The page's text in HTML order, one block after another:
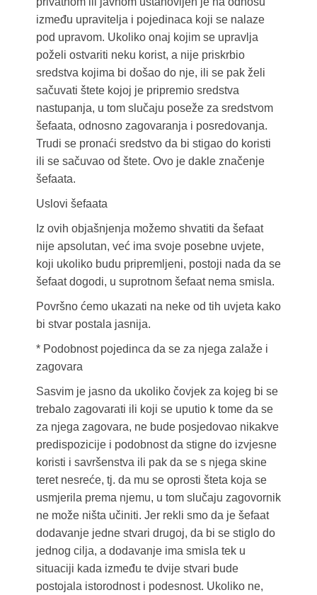
između upravitelja i pojedinaca koji se nalaze
pod upravom. Ukoliko onaj kojim se upravlja
poželi ostvariti neku korist, a nije priskrbio
sredstva kojima bi došao do nje, ili se pak želi
sačuvati štete kojoj je pripremio sredstva
nastupanja, u tom slučaju poseže za sredstvom
šefaata, odnosno zagovaranja i posredovanja.
Trudi se pronaći sredstvo da bi stigao do koristi
ili se sačuvao od štete. Ovo je dakle značenje
šefaata.
Uslovi šefaata
Iz ovih objašnjenja možemo shvatiti da šefaat
nije apsolutan, već ima svoje posebne uvjete,
koji ukoliko budu pripremljeni, postoji nada da se
šefaat dogodi, u suprotnom šefaat nema smisla.
Površno ćemo ukazati na neke od tih uvjeta kako
bi stvar postala jasnija.
* Podobnost pojedinca da se za njega zalaže i
zagovara
Sasvim je jasno da ukoliko čovjek za kojeg bi se
trebalo zagovarati ili koji se uputio k tome da se
za njega zagovara, ne bude posjedovao nikakve
predispozicije i podobnost da stigne do izvjesne
koristi i savršenstva ili pak da se s njega skine
teret nesreće, tj. da mu se oprosti šteta koja se
usmjerila prema njemu, u tom slučaju zagovornik
ne može ništa učiniti. Jer rekli smo da je šefaat
dodavanje jedne stvari drugoj, da bi se stiglo do
jednog cilja, a dodavanje ima smisla tek u
situaciji kada između te dvije stvari bude
postojala istorodnost i podesnost. Ukoliko ne,